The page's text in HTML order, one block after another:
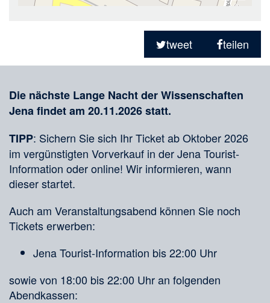
tweet
teilen
Die nächste Lange Nacht der Wissenschaften
Jena findet am 20.11.2026 statt.
TIPP: Sichern Sie sich Ihr Ticket ab Oktober 2026
im vergünstigten Vorverkauf in der Jena Tourist-
Information oder online! Wir informieren, wann
dieser startet.
Auch am Veranstaltungsabend können Sie noch
Tickets erwerben:
Jena Tourist-Information bis 22:00 Uhr
sowie von 18:00 bis 22:00 Uhr an folgenden
Abendkassen: